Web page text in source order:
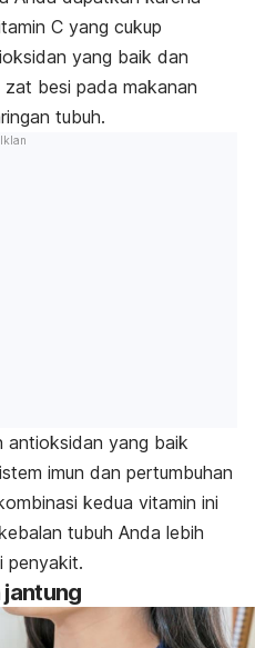
C yang cukup
yang baik dan
besi pada makanan
tubuh.
Iklan
antioksidan yang baik
imun dan pertumbuhan
kedua vitamin ini
tubuh Anda lebih
penyakit.
jantung